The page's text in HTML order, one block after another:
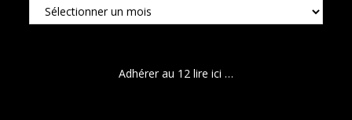
Archives
Adhérer au 12 lire ici …